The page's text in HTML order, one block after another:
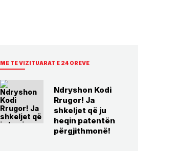
ME TE VIZITUARAT E 24 OREVE
Ndryshon Kodi
Rrugor! Ja
shkeljet që ju
heqin patentën
përgjithmonë!